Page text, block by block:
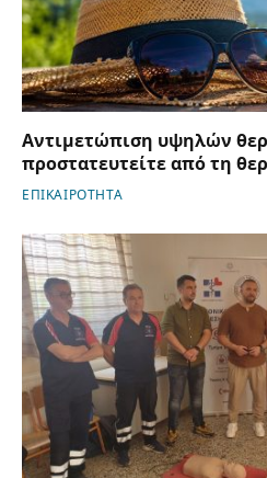
Αντιμετώπιση υψηλών
προστατευτείτε από τη
ΕΠΙΚΑΙΡΟΤΗΤΑ